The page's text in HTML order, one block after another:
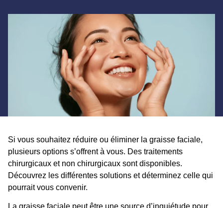
Si vous souhaitez réduire ou éliminer la graisse faciale,
plusieurs options s’offrent à vous. Des traitements
chirurgicaux et non chirurgicaux sont disponibles.
Découvrez les différentes solutions et déterminez celle qui
pourrait vous convenir.
La graisse faciale peut être une source d’inquiétude pour